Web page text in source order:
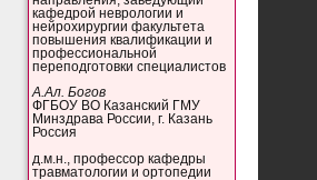
кафедрой неврологии и
нейрохирургии факультета
повышения квалификации и
профессиональной
переподготовки специалистов
А.Ал. Богов
ФГБОУ ВО Казанский ГМУ
Минздрава России, г. Казань
Россия
д.м.н., профессор кафедры
травматологии и ортопедии